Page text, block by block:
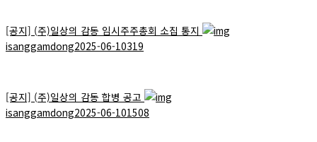
[공지] (주)일상의 감동 임시주주총회 소집 통지
isanggamdong2025-06-10319
[공지] (주)일상의 감동 합병 공고
isanggamdong2025-06-101508